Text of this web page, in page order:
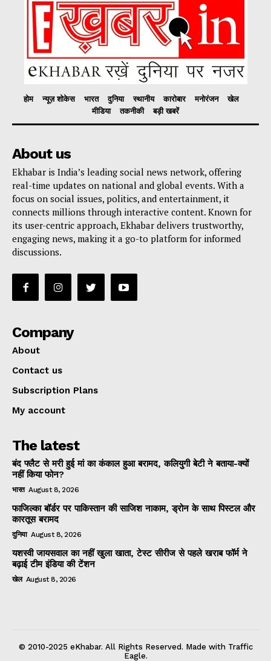
होम न्यूज़ शोकेस भारत दुनिया स्थानीय कारोबार मनोरंजन
खेल
मीडिया
तकनीकी बड़ी खबरें
About us
Ekhabar is India’s leading social news network, offering
real-time updates on national and global events. With a
focus on social issues, politics, and entertainment, it
connects millions through interactive content. Known for
its user-centric approach, Ekhabar delivers trustworthy,
engaging news, making it a go-to platform for informed
discussions.
Company
About
Contact us
Subscription Plans
My account
The latest
बंद फ्लैट से मरी हुई मां का कंकाल हुआ बरामद, कलियुगी बेटी ने बताया-क्यों
नहीं किया फोन?
भारत August 8, 2026
फाजिल्का बॉर्डर पर पाकिस्तान की साजिश नाकाम, ड्रोन के साथ पिस्टल और
कारतूस बरामद
दुनिया August 8, 2026
यशस्वी जायसवाल का नहीं खुला खाता, टेस्ट सीरीज से पहले खराब फॉर्म ने
बढ़ाई टीम इंडिया की टेंशन
खेल August 8, 2026
© 2010-2025 eKhabar. All Rights Reserved. Made with Traffic
Eagle.